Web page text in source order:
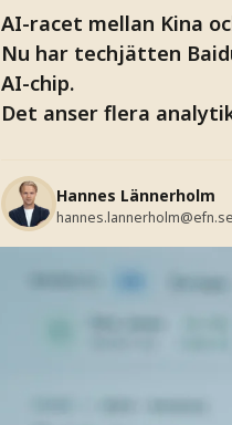
AI-racet mellan Kina
Nu har techjätten
AI-chip.
Det anser flera
Hannes Lännerholm
hannes.lannerholm@efn.se